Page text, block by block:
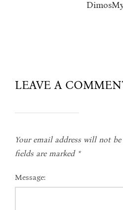
LEAVE A
Your email address will not
fields are marked *
Message: